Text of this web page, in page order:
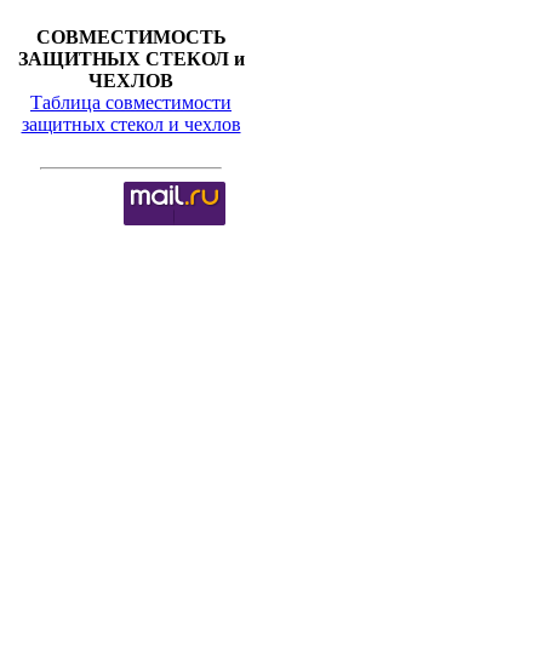
СОВМЕСТИМОСТЬ
ЗАЩИТНЫХ СТЕКОЛ и
ЧЕХЛОВ
Таблица совместимости
защитных стекол и чехлов